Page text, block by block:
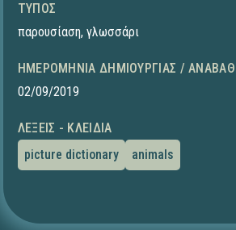
ΤΎΠΟΣ
παρουσίαση, γλωσσάρι
ΗΜΕΡΟΜΗΝΊΑ ΔΗΜΙΟΥΡΓΊΑΣ /
02/09/2019
ΛΈΞΕΙΣ - ΚΛΕΙΔΙΆ
picture dictionary
animals